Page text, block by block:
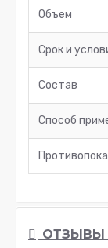
Объем
Срок и
Состав
Способ
ОТЗЫВЫ